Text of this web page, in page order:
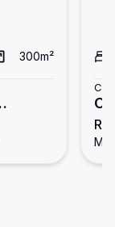
300m²